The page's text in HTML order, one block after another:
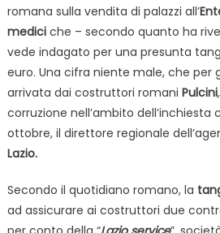
romana sulla vendita di palazzi all’
mediciche – secondo quanto ha
vede indagato per una presunta
euro. Una cifra niente male, che per
arrivata dai costruttori romani Pulcini
corruzione nell’ambito dell’inchiesta
ottobre, il direttore regionale
Lazio.
Secondo il quotidiano romano, la
ad assicurare ai costruttori due